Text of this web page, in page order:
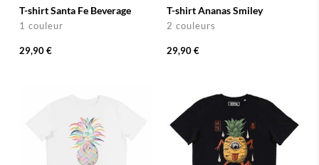
T-shirt Santa Fe Beverage
1 couleur
29,90 €
T-shirt Ananas Smiley
2 couleurs
29,90 €